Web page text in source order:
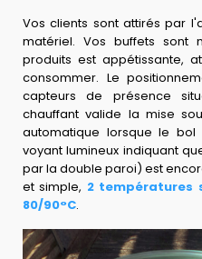
Vos clients sont attirés par
matériel. Vos buffets sont
produits est appétissante,
consommer. Le
capteurs de présence
chauffant valide la mise
automatique lorsque le
voyant lumineux indiquant
par la double paroi) est
et simple, 2 températures
80/90°C.